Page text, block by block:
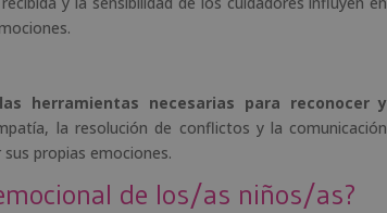
herramientas necesarias para reconocer y
la resolución de conflictos y la comunicación
propias emociones.
de los/as niños/as?